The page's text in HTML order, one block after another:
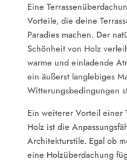
Eine
Vorteile, die deine
Paradies machen. Der
Schönheit von Holz
warme und einladende
ein äußerst langlebiges
Witterungsbedingungen
Ein weiterer Vorteil einer
Holz ist die
Architekturstile. Egal ob
eine Holzüberdachung